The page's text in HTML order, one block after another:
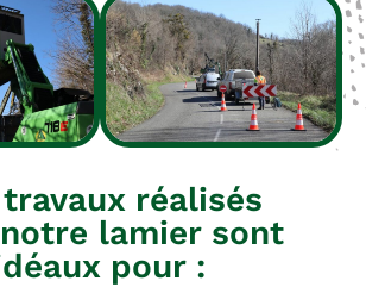
réalisés
lamier sont
pour :